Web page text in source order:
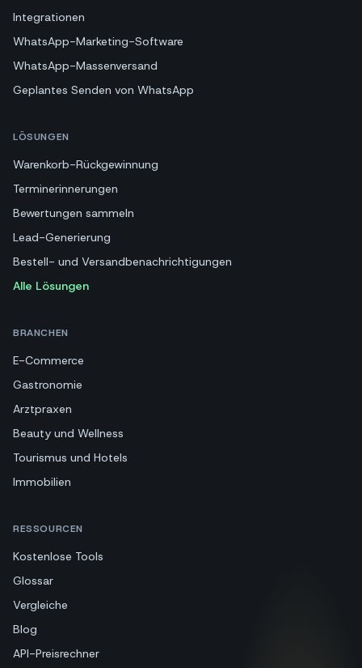
Integrationen
WhatsApp-Marketing-Software
WhatsApp-Massenversand
Geplantes Senden von WhatsApp
LÖSUNGEN
Warenkorb-Rückgewinnung
Terminerinnerungen
Bewertungen sammeln
Lead-Generierung
Bestell- und Versandbenachrichtigungen
Alle Lösungen
BRANCHEN
E-Commerce
Gastronomie
Arztpraxen
Beauty und Wellness
Tourismus und Hotels
Immobilien
RESSOURCEN
Kostenlose Tools
Glossar
Vergleiche
Blog
API-Preisrechner